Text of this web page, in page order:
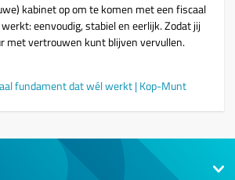
kabinet op om te komen met een fiscaal
eenvoudig, stabiel en eerlijk. Zodat jij
met vertrouwen kunt blijven vervullen.
fundament dat wél werkt | Kop-Munt